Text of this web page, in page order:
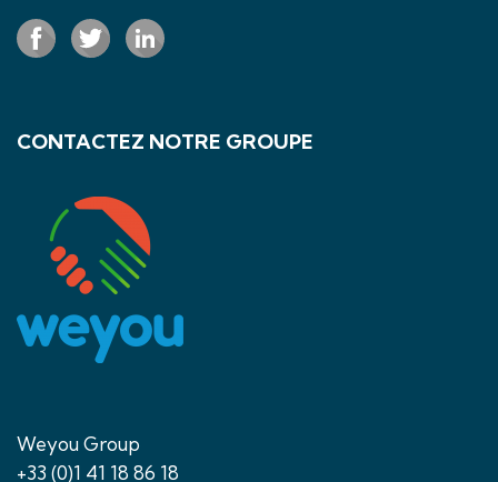
CONTACTEZ NOTRE GROUPE
Weyou Group
+33 (0)1 41 18 86 18